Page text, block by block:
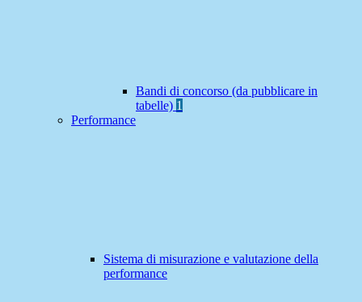
Bandi di concorso (da pubblicare in
tabelle) 1
Performance
Sistema di misurazione e valutazione della
performance